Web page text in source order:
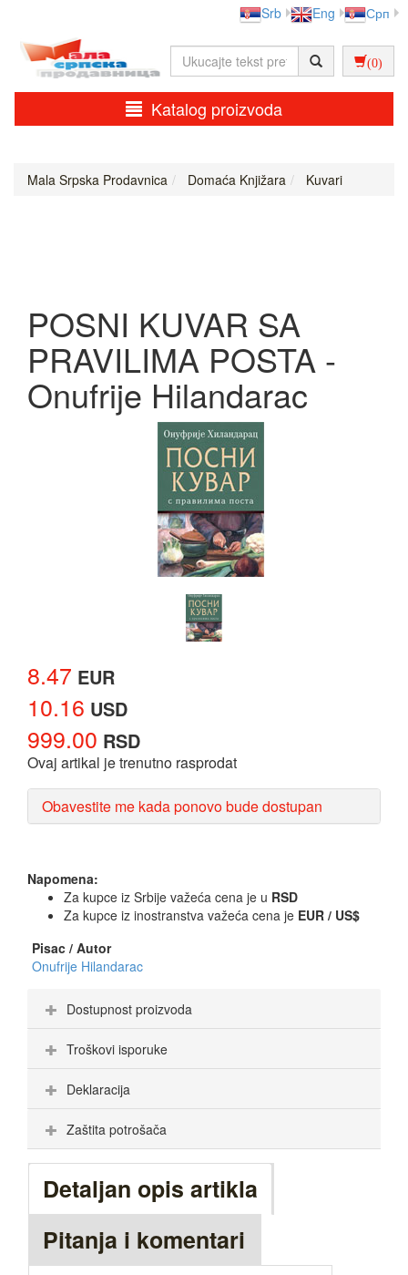
Srb Eng Срп
(0)
Katalog proizvoda
Mala Srpska Prodavnica Domaća Knjižara Kuvari
POSNI KUVAR SA
PRAVILIMA POSTA -
Onufrije Hilandarac
8.47 EUR
10.16 USD
999.00 RSD
Ovaj artikal je trenutno rasprodat
Obavestite me kada ponovo bude dostupan
Napomena:
Za kupce iz Srbije važeća cena je u RSD
Za kupce iz inostranstva važeća cena je EUR / US$
Pisac / Autor
Onufrije Hilandarac
Dostupnost proizvoda
Troškovi isporuke
Deklaracija
Zaštita potrošača
Detaljan opis artikla
Pitanja i komentari